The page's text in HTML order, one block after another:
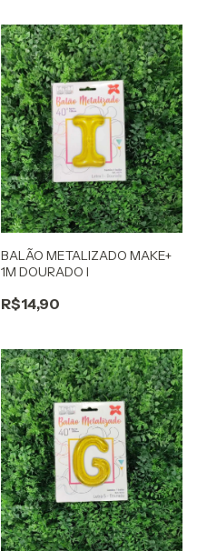
BALÃO METALIZADO MAKE+
1M DOURADO I
R$14,90